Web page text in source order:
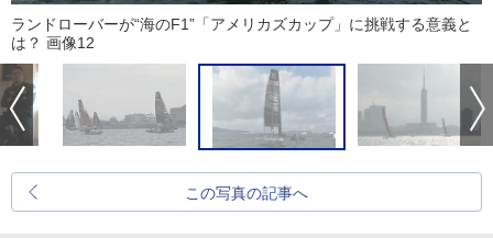
ランドローバーが“海のF1”「アメリカズカップ」に挑戦する意義と
は？ 画像12
この写真の記事へ